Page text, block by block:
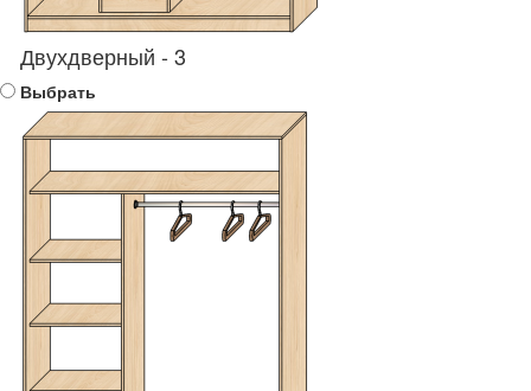
Двухдверный - 3
Выбрать